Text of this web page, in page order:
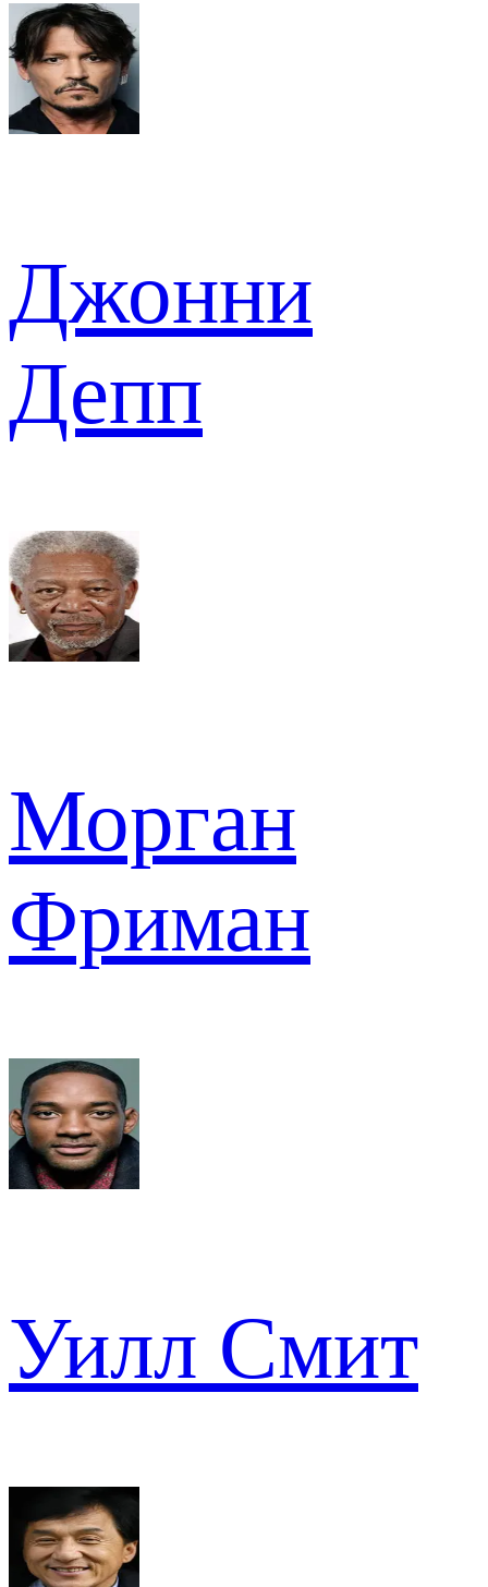
Джонни
Депп
Морган
Фриман
Уилл Смит